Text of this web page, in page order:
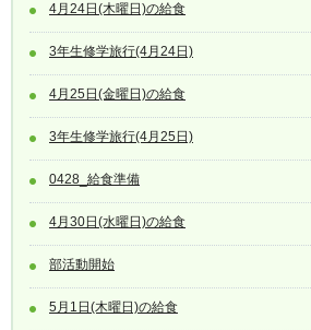
4月24日(木曜日)の給食
3年生修学旅行(4月24日)
4月25日(金曜日)の給食
3年生修学旅行(4月25日)
0428_給食準備
4月30日(水曜日)の給食
部活動開始
5月1日(木曜日)の給食